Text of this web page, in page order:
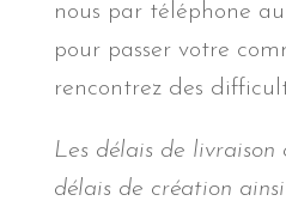
nous par téléphone
pour passer votre
rencontrez des
Les délais de livraison
délais de création